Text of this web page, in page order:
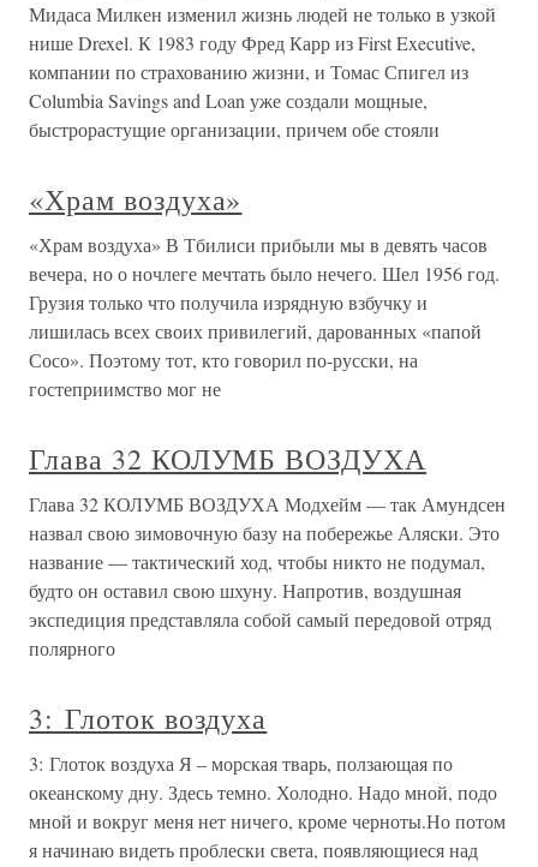
Мидаса Милкен изменил жизнь людей не только в узкой
нише Drexel. К 1983 году Фред Карр из First Executive,
компании по страхованию жизни, и Томас Спигел из
Columbia Savings and Loan уже создали мощные,
быстрорастущие организации, причем обе стояли
«Храм воздуха»
«Храм воздуха» В Тбилиси прибыли мы в девять часов
вечера, но о ночлеге мечтать было нечего. Шел 1956 год.
Грузия только что получила изрядную взбучку и
лишилась всех своих привилегий, дарованных «папой
Сосо». Поэтому тот, кто говорил по-русски, на
гостеприимство мог не
Глава 32 КОЛУМБ ВОЗДУХА
Глава 32 КОЛУМБ ВОЗДУХА Модхейм — так Амундсен
назвал свою зимовочную базу на побережье Аляски. Это
название — тактический ход, чтобы никто не подумал,
будто он оставил свою шхуну. Напротив, воздушная
экспедиция представляла собой самый передовой отряд
полярного
3: Глоток воздуха
3: Глоток воздуха Я – морская тварь, ползающая по
океанскому дну. Здесь темно. Холодно. Надо мной, подо
мной и вокруг меня нет ничего, кроме черноты.Но потом
я начинаю видеть проблески света, появляющиеся над